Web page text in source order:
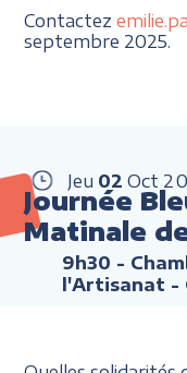
Contactez
septembre 2025.
Jeu 02 Oct
Journée
Matinale
9h30 -
l'Artisanat -